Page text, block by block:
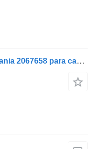
Headlight Mounting Bracket Scania 2067658 para camião tractor Scania P,G,R,T-series (2004-2017)